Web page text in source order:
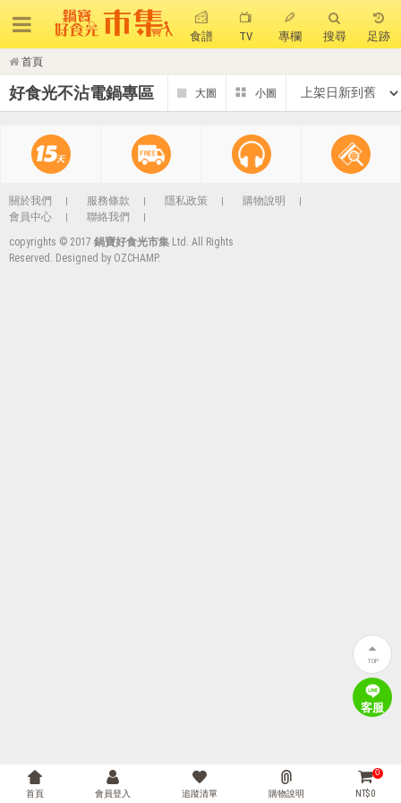
食譜 TV 專欄 搜尋 足跡
首頁
好食光不沾電鍋專區
關於我們 服務條款 隱私政策
購物說明
會員中心
聯絡我們
copyrights © 2017 鍋寶好食光市集 Ltd. All Rights
Reserved. Designed by OZCHAMP.
首頁 會員登入 追蹤清單 購物說明
0
NT$ 0
TOP
客服
熱門搜尋
聚油不沾鍋 全球通吹風機 陶瓷不沾電鍋
珍珠粗吸管杯 可微波保鮮盒 大理石不沾鍋